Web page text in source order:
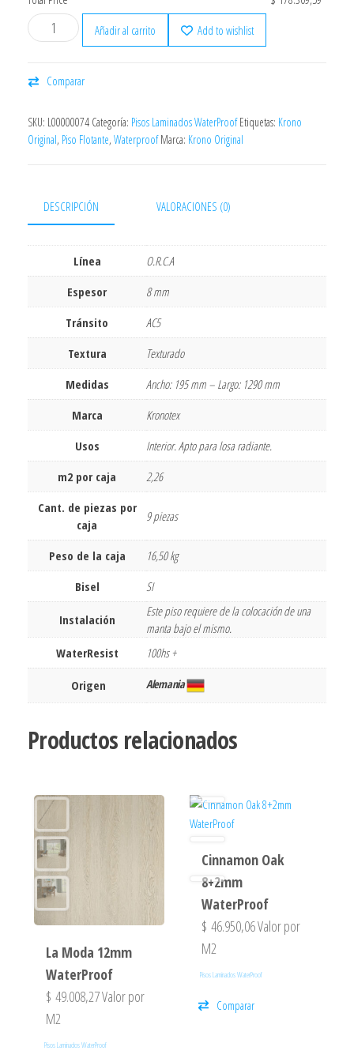
Añadir al carrito
Add to wishlist
Comparar
SKU: L00000074 Categoría: Pisos Laminados WaterProof Etiquetas: Krono
Original, Piso Flotante, Waterproof Marca: Krono Original
DESCRIPCIÓN VALORACIONES (0)
Línea
O.R.C.A
Espesor
8 mm
Tránsito
AC5
Textura
Texturado
Medidas
Ancho: 195 mm – Largo: 1290 mm
Marca
Kronotex
Usos
Interior. Apto para losa radiante.
m2 por caja
2,26
Cant. de piezas por
caja
9 piezas
Peso de la caja
16,50 kg
Bisel
SI
Instalación
Este piso requiere de la colocación de una
manta bajo el mismo.
WaterResist
100hs +
Origen Alemania
Productos relacionados
La Moda 12mm
WaterProof
$ 49.008,27Valor por
M2
Pisos Laminados WaterProof
Cinnamon Oak
8+2mm
WaterProof
$ 46.950,06Valor por
M2
Pisos Laminados WaterProof
Comparar